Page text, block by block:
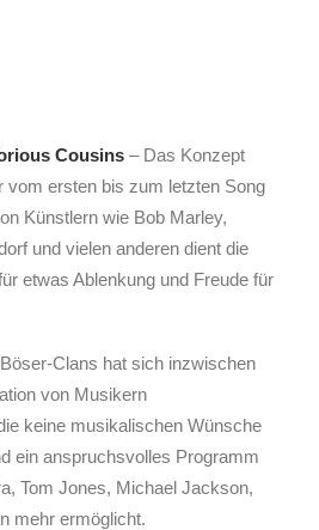
Cousins – Das Konzept
vom ersten bis zum letzten Song
Künstlern wie Bob Marley,
und vielen anderen dient die
etwas Ablenkung und Freude für
Clans hat sich inzwischen
von Musikern
keine musikalischen Wünsche
ein anspruchsvolles Programm
Tom Jones, Michael Jackson,
mehr ermöglicht.